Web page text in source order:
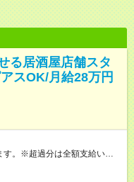
る居酒屋店舗スタ
スOK/月給28万円
。※超過分は全額支給いたし
みなし残業時間 36時間／月
前払い賞与あり